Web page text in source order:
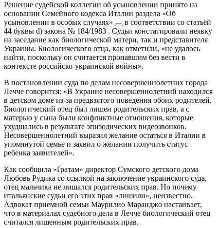
Решение судейской коллегии об усыновлении принято на
основании Семейного кодекса Италии раздела «Об
усыновлении в особых случаях»
в соответствии со статьёй
44 буквы d) закона № 184/1983 . Судьи констатировали неявку
на заседание как биологической матери, так и представителя
Украины. Биологического отца, как отметили, «не удалось
найти, поскольку он считается пропавшим без вести в
контексте российско-украинской войны».
В постановлении суда по делам несовершеннолетних города
Лечче говорится: «В Украине несовершеннолетний находился
в детском доме из-за предвзятого поведения обоих родителей.
Биологический отец был лишен родительских прав, а с
матерью у сына были конфликтные отношения, которые
ухудшались в результате эпизодических видеозвонков.
Несовершеннолетний выразил желание остаться в Италии в
упомянутой семье и заявил о желании получить статус
ребенка заявителей».
Как сообщила «Ґратам» директор Сумского детского дома
Любовь Рудика со ссылкой на заключение украинского суда,
отец мальчика не лишался родительских прав. Но почему
итальянские судьи его этих прав «лишили», неизвестно.
Адвокат приемной семьи Маурилио Маранджо настаивает,
что в материалах судебного дела в Лечче биологический отец
считался лишенным родительских прав.